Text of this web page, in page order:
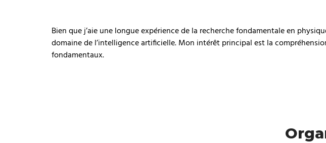
Bien que j’aie une longue expérience de la recherche fondamentale en
domaine de l’intelligence artificielle. Mon intérêt principal est la
fondamentaux.